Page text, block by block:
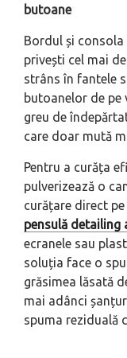
butoane
Bordul și consola
privești cel mai
strâns în fantele
butoanelor de pe
greu de
care doar mută
Pentru a curăța
pulverizează o
curățare direct
pensulă detailing
ecranele sau
soluția face o
grăsimea lăsată
mai adânci
spuma reziduală